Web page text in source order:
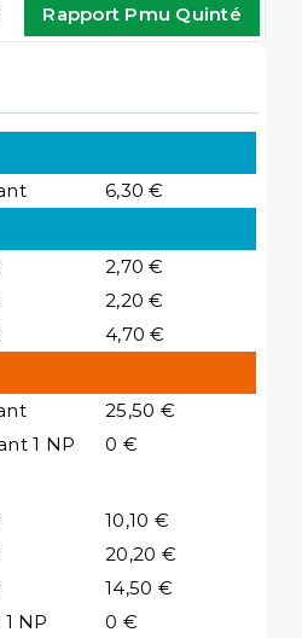
Rapport Pmu Quinté
6,30 €
2,70 €
2,20 €
4,70 €
25,50 €
1 NP
0 €
10,10 €
20,20 €
14,50 €
NP 0 €